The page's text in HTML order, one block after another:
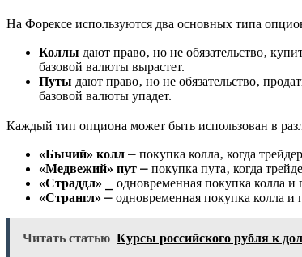
На Форексе используются два основных типа
Коллы дают право‚ но не обязательство‚
базовой валюты вырастет.
Путы дают право‚ но не обязательство‚
базовой валюты упадет.
Каждый тип опциона может быть использован в
«Бычий» колл ⎼ покупка колла‚ когда
«Медвежий» пут ⎼ покупка пута‚ когда
«Страддл» ⎯ одновременная покупка колла и
«Странгл» ⎼ одновременная покупка колла и
Читать статью Курсы российского рубля к